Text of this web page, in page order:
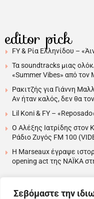
Σεβόμαστε την
editor pick
FY & Ρία Ελληνίδου –
Τα soundtracks μιας
«Summer Vibes» από τον
Ρακιτζής για Γιάννη
Αν ήταν καλός, δεν θα
Lil Koni & FY –
Ο Αλέξης Ιατρίδης στον
Ράδιο Ζυγός FM 100
H Marseaux έγραψε
opening act της NAÏKA